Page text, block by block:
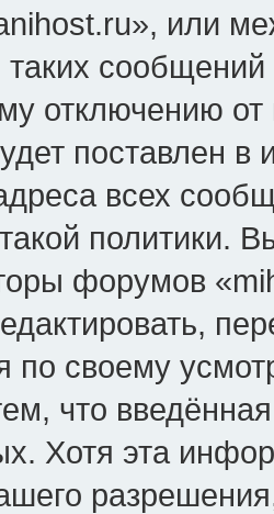
или
отключению
поставлен в
всех
политики.
форумов
по своему
что
Хотя эта